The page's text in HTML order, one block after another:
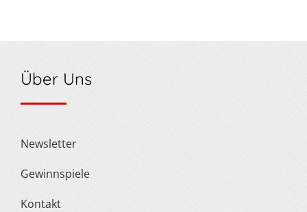
Über Uns
Newsletter
Gewinnspiele
Kontakt